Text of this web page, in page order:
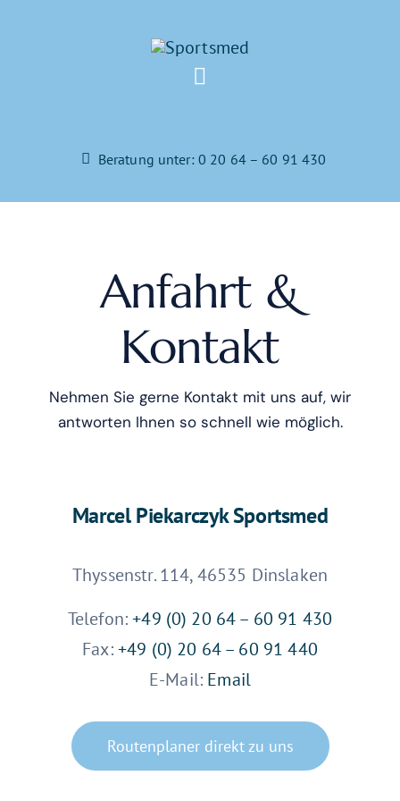
Toggle
Home
Physiotherapie
Trainingscenter
Team
Beratung unter: 0 20 64 – 60 91 430
Anfahrt &
Kontakt
Nehmen Sie gerne Kontakt mit uns auf, wir
antworten Ihnen so schnell wie möglich.
Marcel Piekarczyk Sportsmed
Thyssenstr. 114, 46535 Dinslaken
Telefon:+49 (0) 20 64 – 60 91 430
Fax:+49 (0) 20 64 – 60 91 440
E-Mail: Email
Routenplaner direkt zu uns